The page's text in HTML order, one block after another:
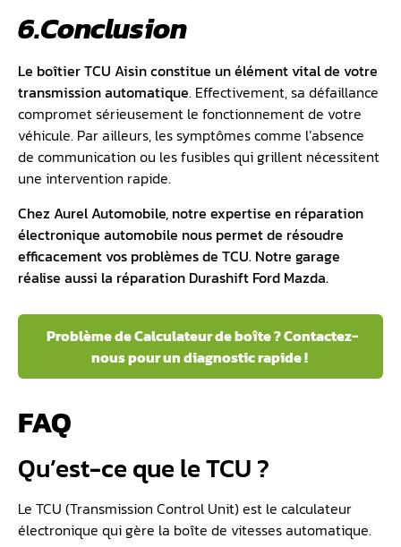
6.Conclusion
Le boîtier TCU Aisin constitue un élément vital de votre
transmission automatique. Effectivement, sa défaillance
compromet sérieusement le fonctionnement de votre
véhicule. Par ailleurs, les symptômes comme l’absence
de communication ou les fusibles qui grillent nécessitent
une intervention rapide.
Chez Aurel Automobile, notre expertise en réparation
électronique automobile nous permet de résoudre
efficacement vos problèmes de TCU. Notre garage
réalise aussi la réparation Durashift Ford Mazda.
Problème de Calculateur de boîte ? Contactez-
nous pour un diagnostic rapide !
FAQ
Qu’est-ce que le TCU ?
Le TCU (Transmission Control Unit) est le calculateur
électronique qui gère la boîte de vitesses automatique.